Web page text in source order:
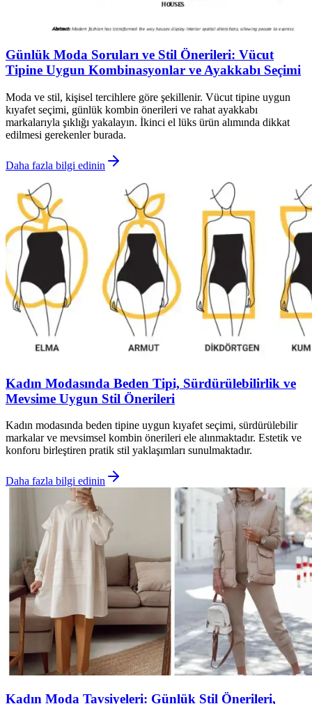
Günlük Moda Soruları ve Stil Önerileri: Vücut
Tipine Uygun Kombinasyonlar ve Ayakkabı Seçimi
Moda ve stil, kişisel tercihlere göre şekillenir. Vücut tipine uygun
kıyafet seçimi, günlük kombin önerileri ve rahat ayakkabı
markalarıyla şıklığı yakalayın. İkinci el lüks ürün alımında dikkat
edilmesi gerekenler burada.
Daha fazla bilgi edinin
Kadın Modasında Beden Tipi, Sürdürülebilirlik ve
Mevsime Uygun Stil Önerileri
Kadın modasında beden tipine uygun kıyafet seçimi, sürdürülebilir
markalar ve mevsimsel kombin önerileri ele alınmaktadır. Estetik ve
konforu birleştiren pratik stil yaklaşımları sunulmaktadır.
Daha fazla bilgi edinin
Kadın Moda Tavsiyeleri: Günlük Stil Önerileri,